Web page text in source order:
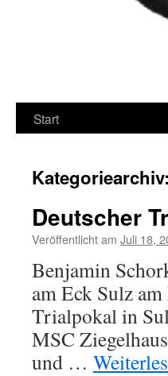
Start
Kategoriearchiv:
Deutscher
Veröffentlicht am Juli 18,
Benjamin
am Eck Sulz
Trialpokal in
MSC
und …